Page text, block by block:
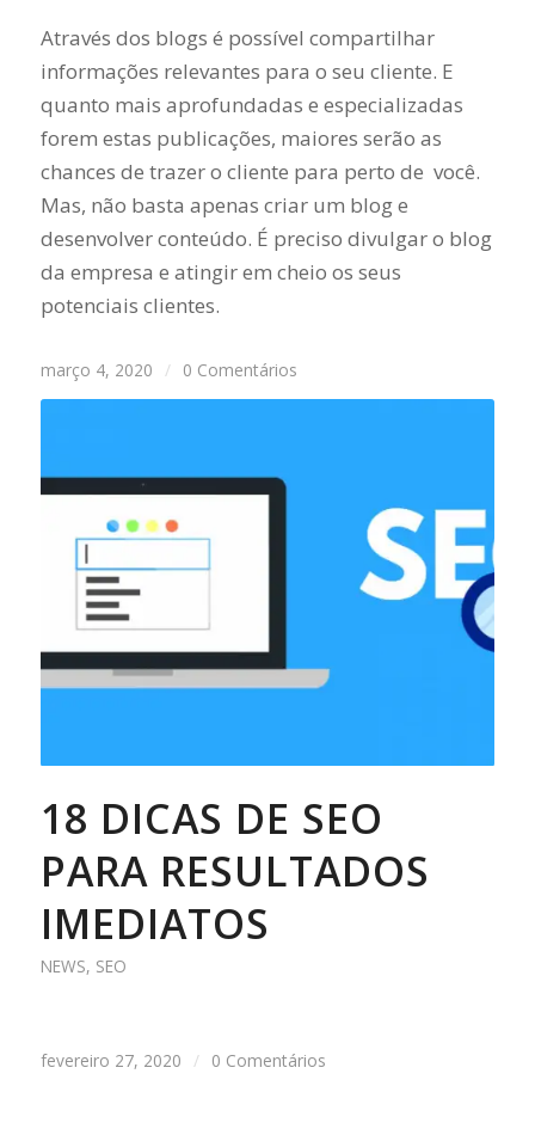
Através dos blogs é possível compartilhar
informações relevantes para o seu cliente. E
quanto mais aprofundadas e especializadas
forem estas publicações, maiores serão as
chances de trazer o cliente para perto de você.
Mas, não basta apenas criar um blog e
desenvolver conteúdo. É preciso divulgar o blog
da empresa e atingir em cheio os seus
potenciais clientes.
março 4, 2020 / 0 Comentários
18 DICAS DE SEO
PARA RESULTADOS
IMEDIATOS
NEWS, SEO
fevereiro 27, 2020 / 0 Comentários